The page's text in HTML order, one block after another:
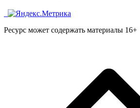
Ресурс может содержать материалы 16+